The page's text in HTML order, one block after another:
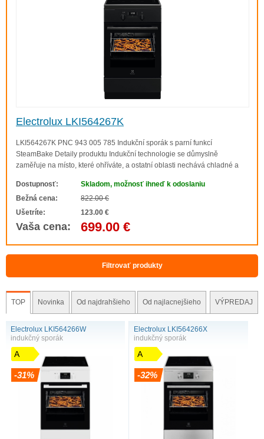
Electrolux LKI564267K
LKI564267K PNC 943 005 785 Indukční sporák s parní funkcí
SteamBake Detaily produktu Indukční technologie se důmyslně
zaměřuje na místo, které ohříváte, a ostatní oblasti nechává chladné a
vaření je efektivnější, a díky skleně..
Dostupnosť:
Skladom, možnosť ihneď k odoslaniu
Bežná cena:
822.00 €
Ušetríte:
123.00 €
Vaša cena: 699.00 €
Filtrovať produkty
TOP Novinka Od najdrahšieho Od najlacnejšieho VÝPREDAJ
Electrolux LKI564266W
indukčný sporák
A
-31%
Electrolux LKI564266X
indukčný sporák
A
-32%